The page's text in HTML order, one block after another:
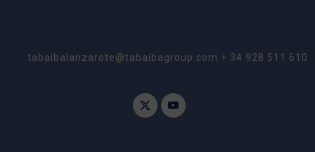
tabaibalanzarote@tabaibagroup.com + 34 928 511 610